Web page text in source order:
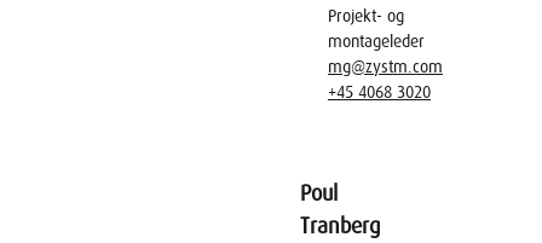
Projekt- og
montageleder
mg@zystm.com
+45 4068 3020
Poul
Tranberg